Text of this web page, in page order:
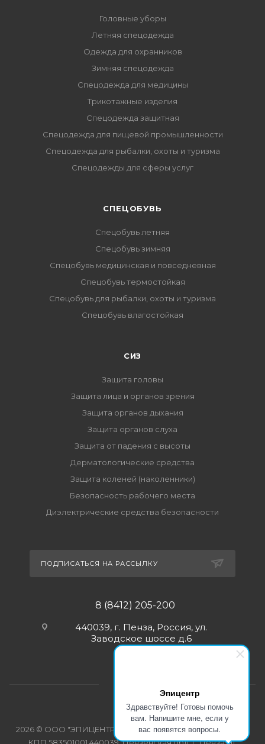
Эпицентр
Здравствуйте! Готовы помочь
вам. Напишите мне, если у
вас появятся вопросы.
Головные уборы
Летняя спецодежда
Одежда для охранников
Зимняя спецодежда
Спецодежда для медицины
Трикотажные изделия
Спецодежда защитная
Спецодежда для пищевой промышленности
Спецодежда для рыбалки, охоты и туризма
Спецодежды для сферы услуг
CПЕЦОБУВЬ
Спецобувь летняя
Спецобувь зимняя
Спецобувь медицинская и повседневная
Спецобувь термостойкая
Спецобувь для рыбалки, охоты и туризма
Спецобувь влагостойкая
СИЗ
Защита головы
Защита лица и органов зрения
Защита органов дыхания
Защита органов слуха
Защита от падения с высоты
Дерматологические средства
Защита коленей (наколенники)
Безопасность рабочего места
Диэлектрические средства безопасности
ПОДПИСАТЬСЯ НА РАССЫЛКУ
8 (8412) 205-200
440039, г. Пенза, Россия, ул.
Заводское шоссе д.6
2026 © ООО "ЭПИЦЕНТР-СПЕЦОДЕЖДА" ИНН 5835103358